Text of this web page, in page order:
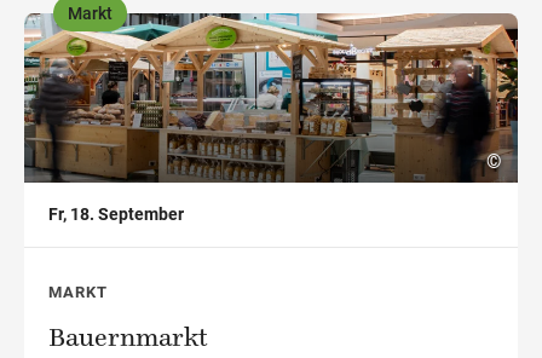
,
©
Markt
Fr, 18. September
MARKT
Bauernmarkt